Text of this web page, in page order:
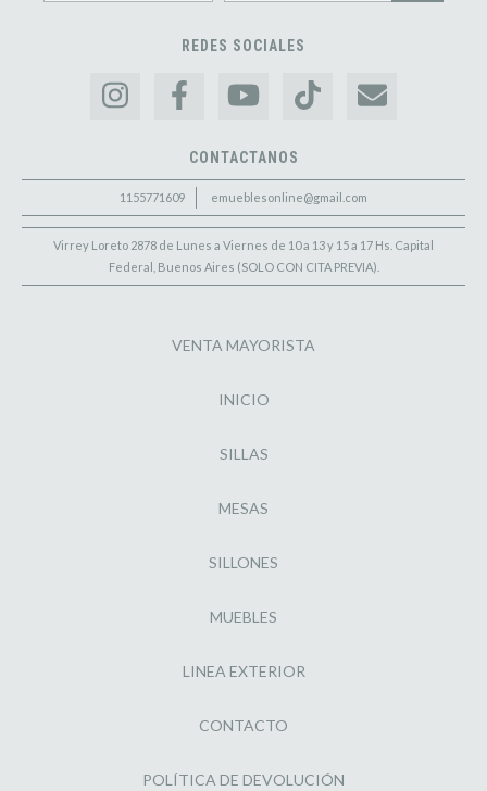
REDES SOCIALES
CONTACTANOS
1155771609 emueblesonline@gmail.com
Virrey Loreto 2878 de Lunes a Viernes de 10 a 13 y 15 a 17 Hs. Capital
Federal, Buenos Aires (SOLO CON CITA PREVIA).
VENTA MAYORISTA
INICIO
SILLAS
MESAS
SILLONES
MUEBLES
LINEA EXTERIOR
CONTACTO
POLÍTICA DE DEVOLUCIÓN